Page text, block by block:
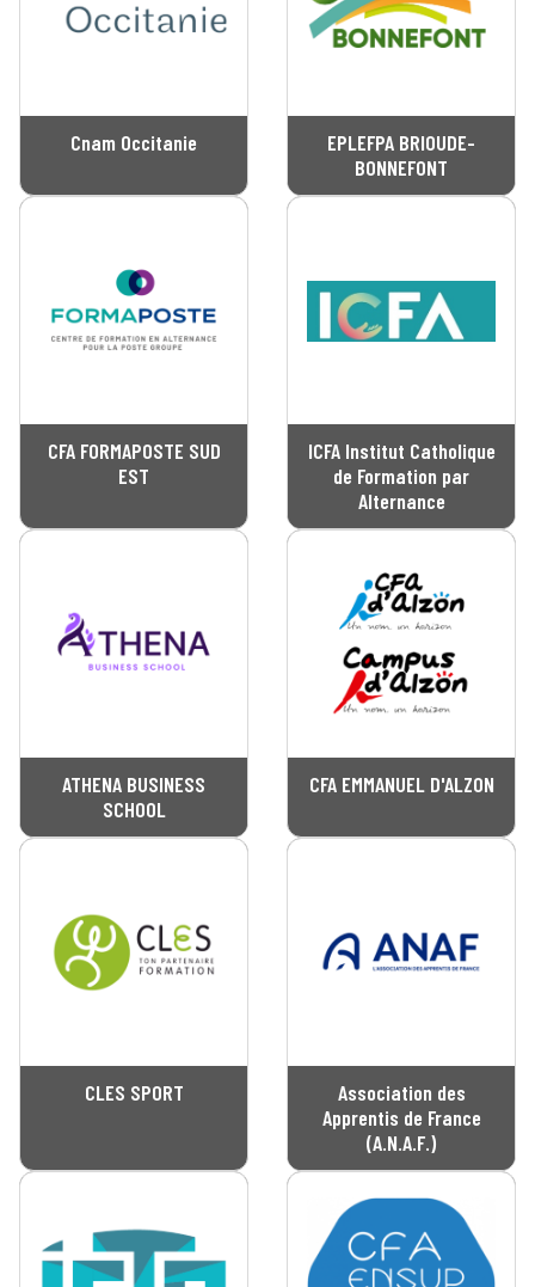
Cnam Occitanie
EPLEFPA BRIOUDE-
BONNEFONT
CFA FORMAPOSTE SUD
EST
ICFA Institut Catholique
de Formation par
Alternance
ATHENA BUSINESS
SCHOOL
CFA EMMANUEL D'ALZON
CLES SPORT
Association des
Apprentis de France
(A.N.A.F.)